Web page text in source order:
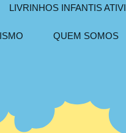
LIVRINHOS INFANTIS
QUEM SOMOS